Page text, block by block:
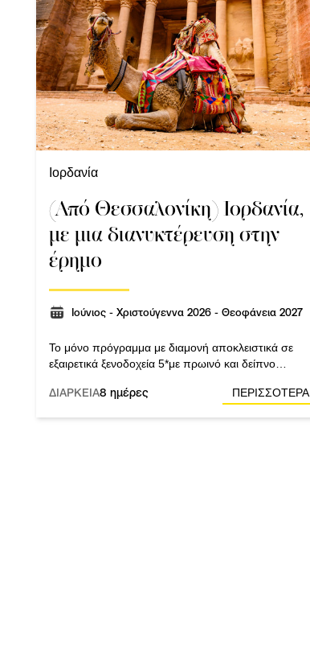
Ιορδανία
(Από Θεσσαλονίκη) Ιορδανία,
με μια διανυκτέρευση στην
έρημο
Ιούνιος - Χριστούγεννα 2026 - Θεοφάνεια 2027
Το μόνο πρόγραμμα με διαμονή αποκλειστικά σε
εξαιρετικά ξενοδοχεία 5*με πρωινό και δείπνο
ΔΙΑΡΚΕΙΑ8 ημέρες ΠΕΡΙΣΣΟΤΕΡΑ